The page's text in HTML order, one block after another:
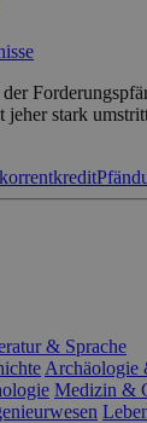
stark
& Sprache
Archäologie
Medizin &